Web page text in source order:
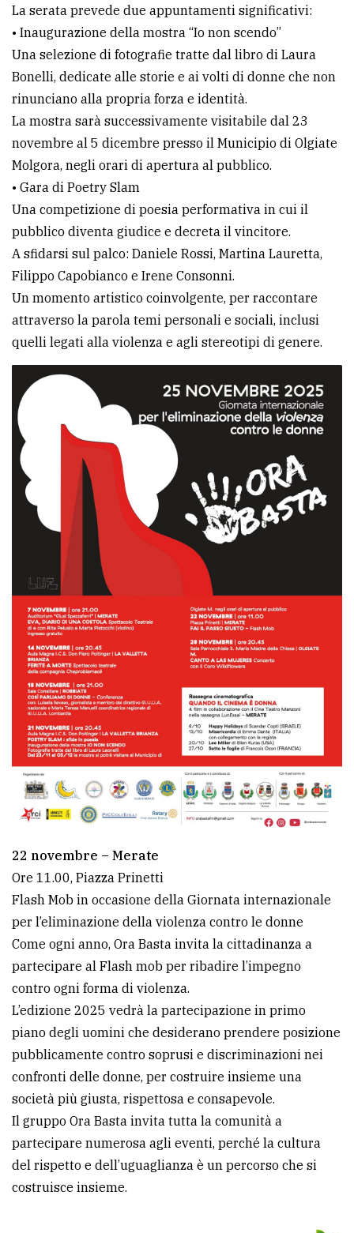
La serata prevede due appuntamenti significativi:
• Inaugurazione della mostra “Io non scendo”
Una selezione di fotografie tratte dal libro di Laura
Bonelli, dedicate alle storie e ai volti di donne che non
rinunciano alla propria forza e identità.
La mostra sarà successivamente visitabile dal 23
novembre al 5 dicembre presso il Municipio di Olgiate
Molgora, negli orari di apertura al pubblico.
• Gara di Poetry Slam
Una competizione di poesia performativa in cui il
pubblico diventa giudice e decreta il vincitore.
A sfidarsi sul palco: Daniele Rossi, Martina Lauretta,
Filippo Capobianco e Irene Consonni.
Un momento artistico coinvolgente, per raccontare
attraverso la parola temi personali e sociali, inclusi
quelli legati alla violenza e agli stereotipi di genere.
22 novembre – Merate
Ore 11.00, Piazza Prinetti
Flash Mob in occasione della Giornata internazionale
per l’eliminazione della violenza contro le donne
Come ogni anno, Ora Basta invita la cittadinanza a
partecipare al Flash mob per ribadire l’impegno
contro ogni forma di violenza.
L’edizione 2025 vedrà la partecipazione in primo
piano degli uomini che desiderano prendere posizione
pubblicamente contro soprusi e discriminazioni nei
confronti delle donne, per costruire insieme una
società più giusta, rispettosa e consapevole.
Il gruppo Ora Basta invita tutta la comunità a
partecipare numerosa agli eventi, perché la cultura
del rispetto e dell’uguaglianza è un percorso che si
costruisce insieme.